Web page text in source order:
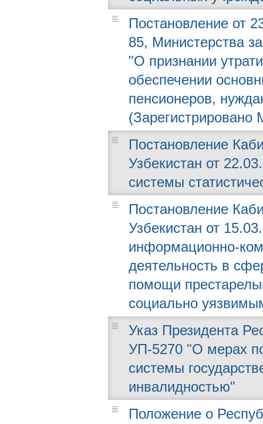
Постановление от
85, Министерства
"О признании
обеспечении
пенсионеров,
Постановление
Узбекистан от
системы
Постановление
Узбекистан от
информационно-
деятельность в
помощи
социально
Указ Президента
УП-5270 "О мерах
системы
инвалидностью"
Положение о